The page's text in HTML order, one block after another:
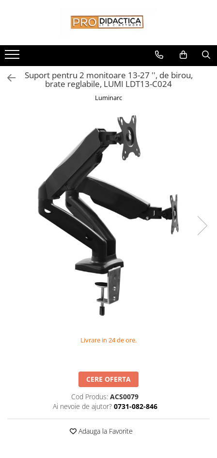
Oferta PNRR/PNRAS
Pachete Echipamente Sali Clasa
Pachete Echipamente Sala Clasa
Suporti/Standuri/Accesorii
Imprimante si Multifunctionale
Imprimante si Scanere 3D
Imprimante 3D
Creioane 3D
Accesorii 3D
Camere Documente
Videoproiectoare si Accesorii
Videoconferinta si Colaborare
Table/Display-uri Interactive
Table Interactive
Display-uri Interactive
Suport pentru 2 monitoare 13-27 '', de birou,
brate reglabile, LUMI LDT13-C024
Luminarc
Livrare in 24 de ore.
CERE OFERTA
Cod Produs: ACS0079
Ai nevoie de ajutor? 0731-082-846
Adauga la Favorite